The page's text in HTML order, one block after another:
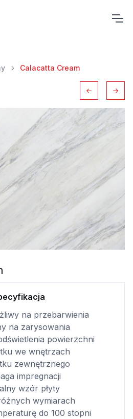
Calacatta Cream
na przebarwienia
na zarysowania
powierzchni
we wnętrzach
zewnętrznego
impregnacji
wzór płyty
wymiarach
do 100 stopni